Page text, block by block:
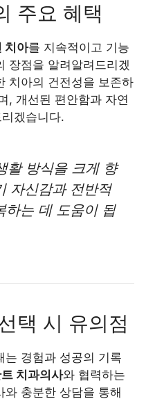
주요 혜택
치아를 지속적이고 기능
장점을 알려알려드리겠
치아의 건전성을 보존하
, 개선된 편안함과 자연
겠습니다.
활 방식을 크게 향
자신감과 전반적
하는 데 도움이 됩
택 시 유의점
는 경험과 성공의 기록
치과의사와 협력하는
와 충분한 상담을 통해